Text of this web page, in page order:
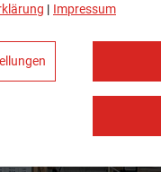
| Impressum